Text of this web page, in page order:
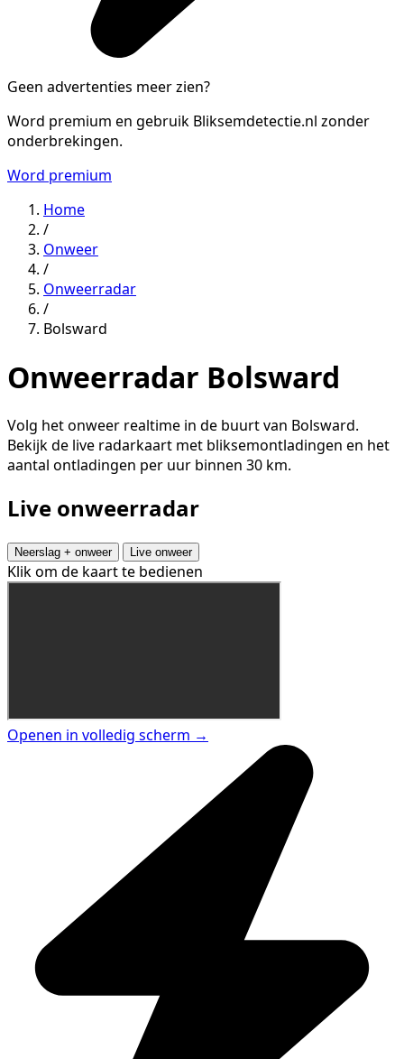
Geen advertenties meer zien?
Word premium en gebruik Bliksemdetectie.nl zonder
onderbrekingen.
Word premium
Home
/
Onweer
/
Onweerradar
/
Bolsward
Onweerradar Bolsward
Volg het onweer realtime in de buurt van Bolsward.
Bekijk de live radarkaart met bliksemontladingen en het
aantal ontladingen per uur binnen 30 km.
Live onweerradar
Neerslag + onweer Live onweer
Klik om de kaart te bedienen
Openen in volledig scherm →